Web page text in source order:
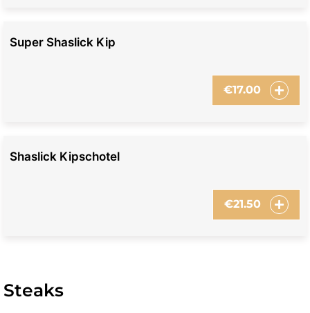
Super Shaslick Kip
€17.00
Shaslick Kipschotel
€21.50
Steaks